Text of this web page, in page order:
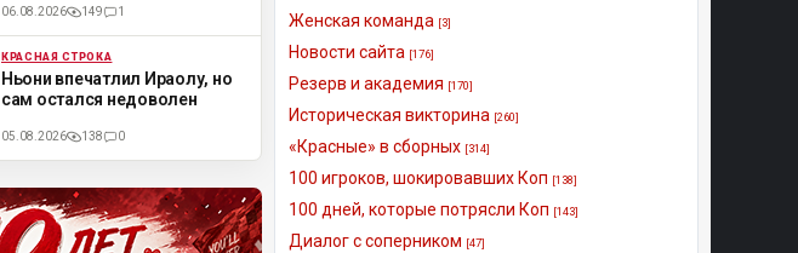
06.08.2026 149 1
КРАСНАЯ СТРОКА
Ньони впечатлил Ираолу, но
сам остался недоволен
05.08.2026 138 0
Женская команда [3]
Новости сайта [176]
Резерв и академия [170]
Историческая викторина [260]
«Красные» в сборных [314]
100 игроков, шокировавших Коп [138]
100 дней, которые потрясли Коп [143]
Диалог с соперником [47]